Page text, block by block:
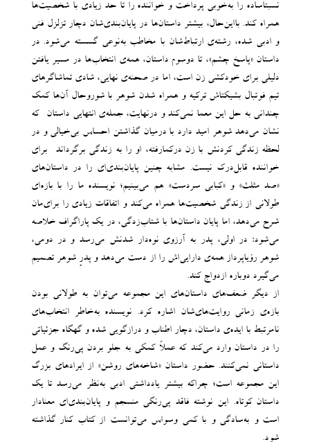
نسبتاًساده را به‌خوبی پرداخت و خواننده را تا حد زیادی با شخصیت‌ها
همراه کند. بااین‌حال، بیشتر داستان‌ها در پایان‌‌بندی‌شان دچار تزلزل فنی
و ادبی شده، رشته‌ی ارتباط‌شان با مخاطب به‌نوعی گسسته می‌شود. در
داستان «پاسخ چشم»، تا دوسوم داستان، همه‌ی انتخاب‌ها در مسیر یافتن
دلیلی برای خودکشی زن است، اما در صحنه‌ی نهایی، شادی تماشاگرهای
تیم فوتبال بشیکتاش ترکیه و همراه شدن شوهر با شوروحال آن‌ها کمک
چندانی به حل این معما نمی‌کند و درنهایت، جمله‌ی انتهایی داستان -که
نشان می‌دهد شوهر امید دارد با درمیان گذاشتن احساس بی‌خیالی و در
لحظه زندگی کردنش با زن درکمارفته، او را به زندگی برگرداند- برای
خواننده قابل‌درک نیست. مشابه چنین پایان‌بندی‌ای را در داستان‌های
«صد مثلث» و «کبابی سردست» هم می‌بینیم؛ نویسنده ما را با بازه‌ای
طولانی از زندگی شخصیت‌ها همراه می‌کند و اتفاقات زیادی را برای‌مان
شرح می‌دهد، اما پایان داستان‌ها با شتاب‌زدگی، در یک پاراگراف خلاصه
می‌شود: در اولی، پدر به آرزوی نوه‌دار شدنش می‌رسد و در دومی،
شوهر رؤیاپرداز همه‌ی دارایی‌اش را از دست می‌دهد و پدرِ شوهر تصمیم
می‌گیرد دوباره ازدواج کند.
از دیگر ضعف‌های داستان‌های این مجموعه می‌توان به طولانی بودن
بازه‌ی زمانی روایت‌های‌شان اشاره کرد. نویسنده به‌خاطر انتخاب‌های
نامرتبط با ایده‌ی داستان، دچار اطناب و درازگویی شده و گهگاه جزئیاتی
را در داستان وارد می‌کند که عملاً کمکی به جلو بردن پی‌رنگ و عمل
داستانی نمی‌کنند. حضور داستان «شاخه‌های روشن» از ایرادهای بزرگ
این مجموعه است؛ چراکه بیشتر یادداشتی ادبی به‌نظر می‌رسد تا یک
داستان کوتاه. این نوشته فاقد پی‌رنگی منسجم و پایان‌بندی‌ای معنادار
است و به‌سادگی و با کمی وسواس می‌توانست از کتاب کنار گذاشته
شود.